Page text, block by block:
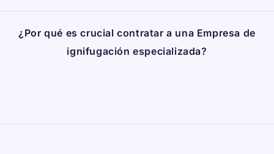
¿Por qué es crucial contratar a una Empresa de
ignifugación especializada?